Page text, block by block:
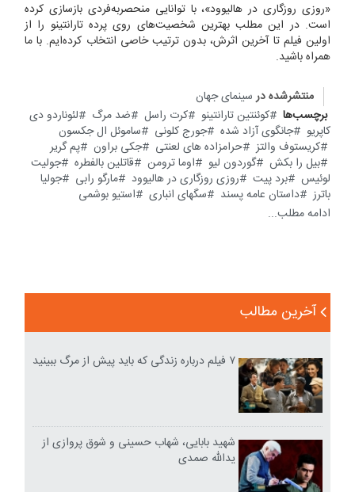
«روزی روزگاری در هالیوود»، با توانایی منحصربه‌فردی بازسازی کرده
است. در این مطلب بهترین شخصیت‌های روی پرده تارانتینو را از
اولین فیلم تا آخرین اثرش، بدون ترتیب خاصی انتخاب کرده‌ایم. با ما
همراه باشید.
منتشرشده در سینمای جهان
برچسب‌ها
کوئنتین تارانتینو کرت راسل ضد مرگ
لئوناردو دی
کاپریو
جانگوی آزاد شده جورج کلونی
ساموئل ال جکسون
کریستوف والتز
حرامزاده های لعنتی جکی براون
پم گریر
بیل را بکش
گوردون لیو اوما ترومن قاتلین بالفطره
جولیت
لوئیس
برد پیت روزی روزگاری در هالیوود مارگو رابی
جولیا
باترز
داستان عامه پسند سگهای انباری
استیو بوشمی
ادامه مطلب...
آخرین مطالب
۷ فیلم درباره زندگی که باید پیش از مرگ ببینید
شهید بابایی، شهاب حسینی و شوق پروازی از
یدالله صمدی